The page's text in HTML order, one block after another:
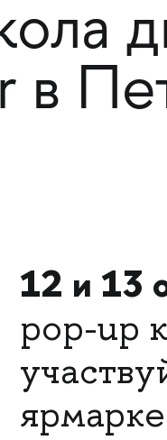
в
12 и 13
pop-up